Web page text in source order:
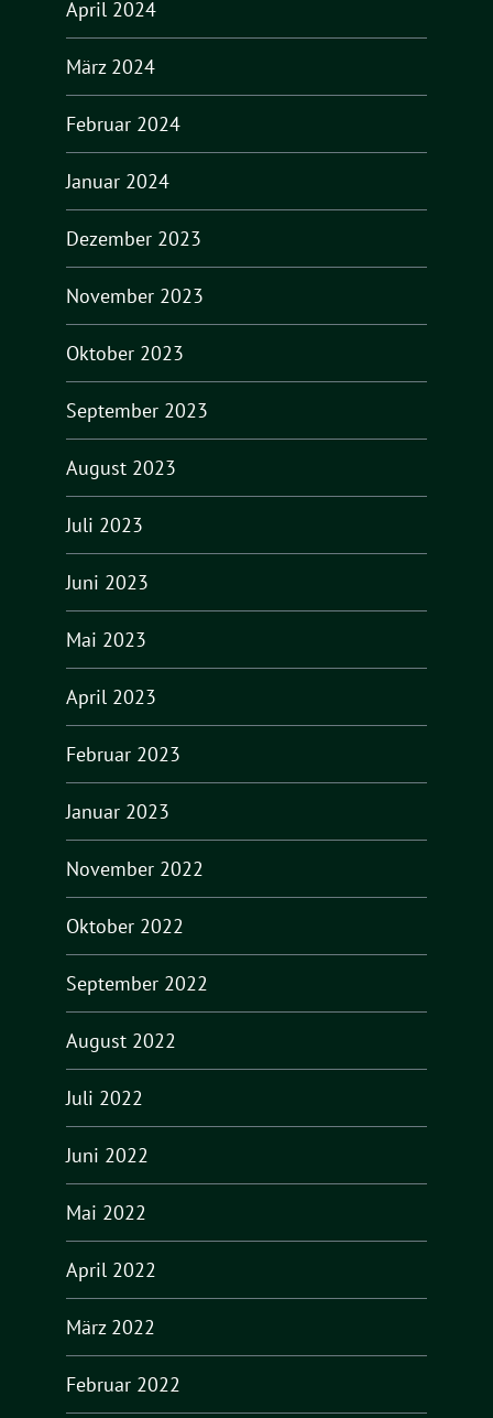
April 2024
März 2024
Februar 2024
Januar 2024
Dezember 2023
November 2023
Oktober 2023
September 2023
August 2023
Juli 2023
Juni 2023
Mai 2023
April 2023
Februar 2023
Januar 2023
November 2022
Oktober 2022
September 2022
August 2022
Juli 2022
Juni 2022
Mai 2022
April 2022
März 2022
Februar 2022